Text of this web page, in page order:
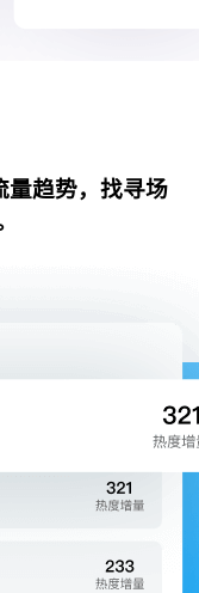
量趋势，找寻场